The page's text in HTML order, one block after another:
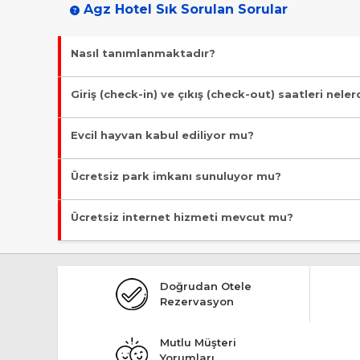
Agz Hotel Sık Sorulan Sorular
Nasıl tanımlanmaktadır?
Tesis Tiny Hause statüsündedir. Öne çıkan özellikleri "Evcil
Giriş (check-in) ve çıkış (check-out) saatleri
Giriş en erken 14:00, çıkış en geç 11:00 saatindedir.
Evcil hayvan kabul ediliyor mu?
Malesef, evcil hayvan kabul edilmiyor!
Ücretsiz park imkanı sunuluyor mu?
Malesef, ücretsiz park imkanı bulunmuyor!
Ücretsiz internet hizmeti mevcut mu?
Malesef, ücretsiz internet hizmeti bulunmuyor!
Doğrudan Otele
Rezervasyon
Mutlu Müşteri